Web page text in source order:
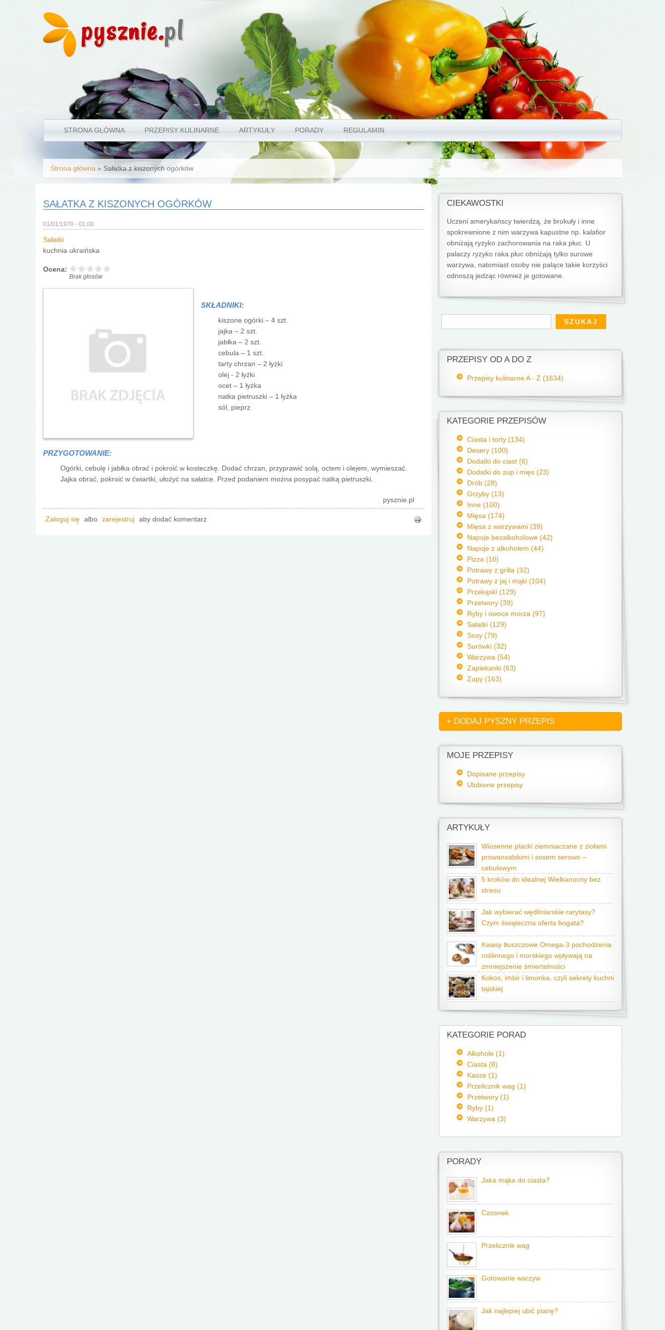
pysznie.pl
STRONA GŁÓWNA PRZEPISY KULINARNE ARTYKUŁY PORADY REGULAMIN
Jesteś tutaj
Strona główna » Sałatka z kiszonych ogórków
SAŁATKA Z KISZONYCH OGÓRKÓW
01/01/1970 - 01:00
Sałatki
kuchnia ukraińska
Ocena:
Brak głosów
SKŁADNIKI:
kiszone ogórki – 4 szt.
jajka – 2 szt.
jabłka – 2 szt.
cebula – 1 szt.
tarty chrzan – 2 łyżki
olej - 2 łyżki
ocet – 1 łyżka
natka pietruszki – 1 łyżka
sól, pieprz
PRZYGOTOWANIE:
Ogórki, cebulę i jabłka obrać i pokroić w kosteczkę. Dodać chrzan, przyprawić solą, octem i olejem, wymieszać.
Jajka obrać, pokroić w ćwiartki, ułożyć na sałatce. Przed podaniem można posypać natką pietruszki.
pysznie.pl
Zaloguj się albo zarejestruj aby dodać komentarz
CIEKAWOSTKI
Uczeni amerykańscy twierdzą, że brokuły i inne
spokrewnione z nim warzywa kapustne np. kalafior
obniżają ryzyko zachorowania na raka płuc. U
palaczy ryzyko raka płuc obniżają tylko surowe
warzywa, natomiast osoby nie palące takie korzyści
odnoszą jedząc również je gotowane.
Formularz wyszukiwania
Szukaj
PRZEPISY OD A DO Z
Przepisy kulinarne A - Z (1634)
KATEGORIE PRZEPISÓW
Ciasta i torty (134)
Desery (100)
Dodatki do ciast (6)
Dodatki do zup i mięs (23)
Drób (28)
Grzyby (13)
Inne (100)
Mięsa (174)
Mięsa z warzywami (39)
Napoje bezalkoholowe (42)
Napoje z alkoholem (44)
Pizza (10)
Potrawy z grilla (32)
Potrawy z jaj i mąki (104)
Przekąski (129)
Przetwory (39)
Ryby i owoce morza (97)
Sałatki (129)
Sosy (79)
Surówki (32)
Warzywa (54)
Zapiekanki (63)
Zupy (163)
+ DODAJ PYSZNY PRZEPIS
MOJE PRZEPISY
Dopisane przepisy
Ulubione przepisy
ARTYKUŁY
Wiosenne placki ziemniaczane z ziołami
prowansalskimi i sosem serowo –
cebulowym
5 kroków do idealnej Wielkanocny bez
stresu
Jak wybierać wędliniarskie rarytasy?
Czym świąteczna oferta bogata?
Kwasy tłuszczowe Omega-3 pochodzenia
roślinnego i morskiego wpływają na
zmniejszenie śmiertelności
Kokos, imbir i limonka, czyli sekrety kuchni
tajskiej
KATEGORIE PORAD
Alkohole (1)
Ciasta (8)
Kasze (1)
Przelicznik wag (1)
Przetwory (1)
Ryby (1)
Warzywa (3)
PORADY
Jaka mąka do ciasta?
Czosnek
Przelicznik wag
Gotowanie warzyw
Jak najlepiej ubić pianę?